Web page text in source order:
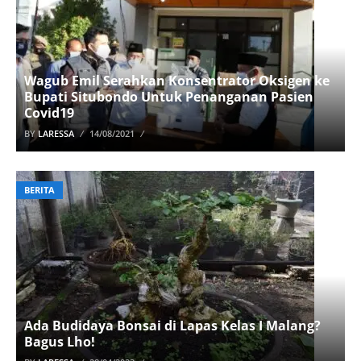
Wagub Emil Serahkan Konsentrator Oksigen ke
Bupati Situbondo Untuk Penanganan Pasien
Covid19
BY LARESSA 14/08/2021
BERITA
Ada Budidaya Bonsai di Lapas Kelas I Malang?
Bagus Lho!